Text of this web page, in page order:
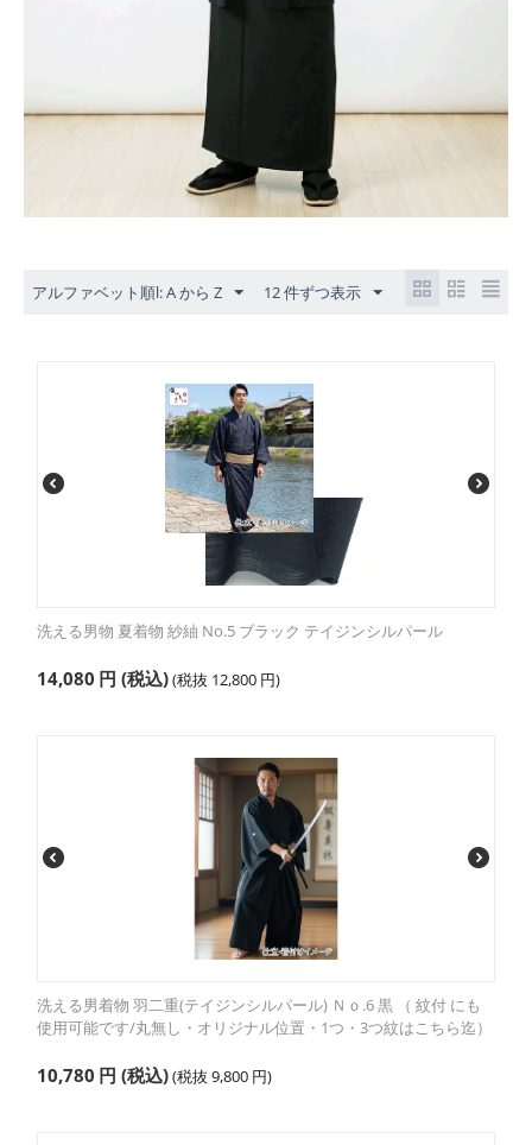
アルファベット順l: A から Z 12 件ずつ表示
洗える男物 夏着物 紗紬 No.5 ブラック テイジンシルパール
14,080 円 (税込)(税抜 12,800 円)
洗える男着物 羽二重(テイジンシルパール) Ｎｏ.6 黒 （ 紋付 にも
使用可能です/丸無し・オリジナル位置・1つ・3つ紋はこちら迄）
10,780 円 (税込)(税抜 9,800 円)